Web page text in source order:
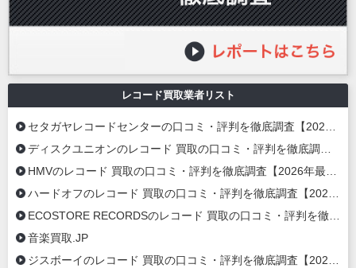
レコード買取業者リスト
セタガヤレコードセンターの口コミ・評判を徹底調査【2026年最新】
ディスクユニオンのレコード 買取の口コミ・評判を徹底調査【2026年最新】
HMVのレコード 買取の口コミ・評判を徹底調査【2026年最新】
ハードオフのレコード 買取の口コミ・評判を徹底調査【2026年最新】
ECOSTORE RECORDSのレコード 買取の口コミ・評判を徹底調査【2020年最新】
音楽買取.JP
ジスボーイのレコード 買取の口コミ・評判を徹底調査【2020年最新】